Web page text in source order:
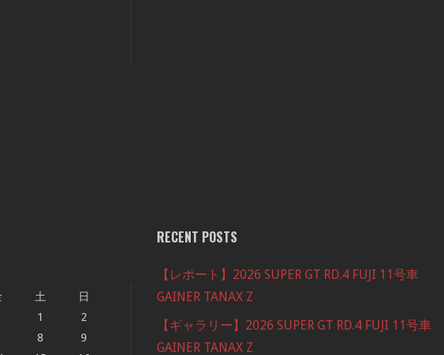
土
日
1
2
8
9
RECENT POSTS
【レポート】2026 SUPER GT RD.4 FUJI 11号車
GAINER TANAX Z
【ギャラリー】2026 SUPER GT RD.4 FUJI 11号車
GAINER TANAX Z